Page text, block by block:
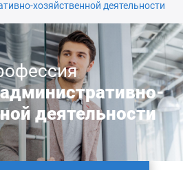
хозяйственной деятельности
деятельности